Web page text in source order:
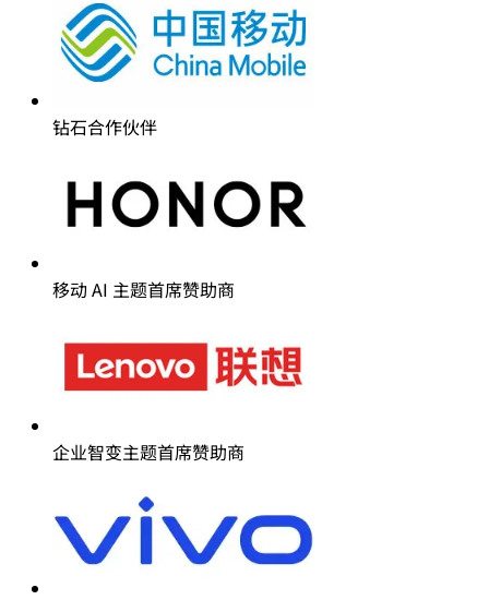
钻石合作伙伴
移动 AI 主题首席赞助商
企业智变主题首席赞助商